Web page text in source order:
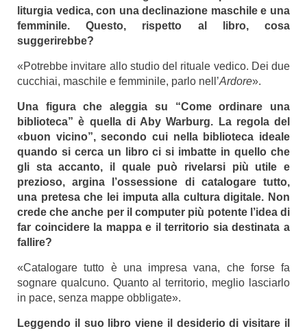
liturgia vedica, con una declinazione maschile e una
femminile. Questo, rispetto al libro, cosa
suggerirebbe?
«Potrebbe invitare allo studio del rituale vedico. Dei due
cucchiai, maschile e femminile, parlo nell’Ardore».
Una figura che aleggia su “Come ordinare una
biblioteca” è quella di Aby Warburg. La regola del
«buon vicino”, secondo cui nella biblioteca ideale
quando si cerca un libro ci si imbatte in quello che
gli sta accanto, il quale può rivelarsi più utile e
prezioso, argina l’ossessione di catalogare tutto,
una pretesa che lei imputa alla cultura digitale. Non
crede che anche per il computer più potente l’idea di
far coincidere la mappa e il territorio sia destinata a
fallire?
«Catalogare tutto è una impresa vana, che forse fa
sognare qualcuno. Quanto al territorio, meglio lasciarlo
in pace, senza mappe obbligate».
Leggendo il suo libro viene il desiderio di visitare il